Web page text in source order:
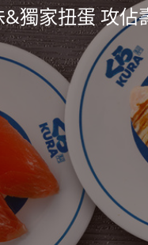
獨家扭蛋 攻佔